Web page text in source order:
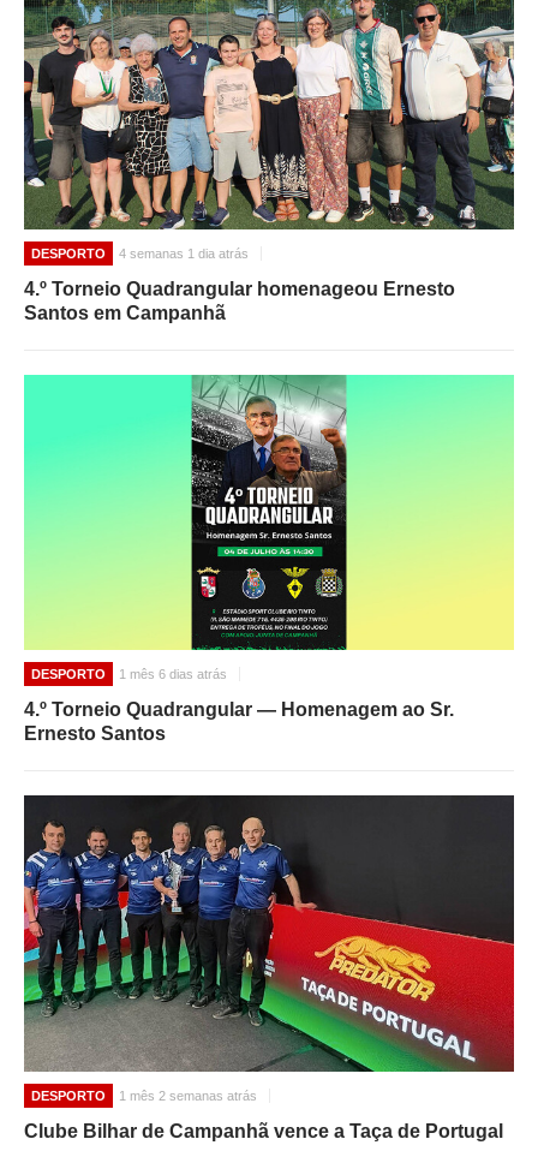
DESPORTO 4 semanas 1 dia atrás
4.º Torneio Quadrangular homenageou Ernesto
Santos em Campanhã
DESPORTO 1 mês 6 dias atrás
4.º Torneio Quadrangular — Homenagem ao Sr.
Ernesto Santos
DESPORTO 1 mês 2 semanas atrás
Clube Bilhar de Campanhã vence a Taça de Portugal